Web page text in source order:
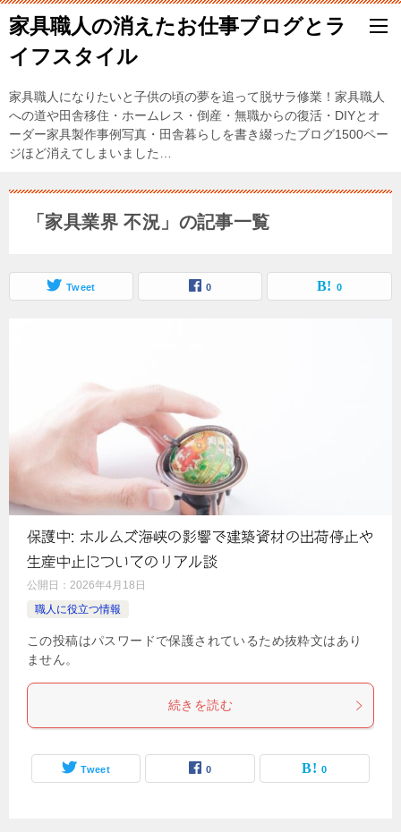
家具職人の消えたお仕事ブログとラ
イフスタイル
家具職人になりたいと子供の頃の夢を追って脱サラ修業！家具職人
への道や田舎移住・ホームレス・倒産・無職からの復活・DIYとオ
ーダー家具製作事例写真・田舎暮らしを書き綴ったブログ1500ペー
ジほど消えてしまいました…
「家具業界 不況」の記事一覧
Tweet 0 0
保護中: ホルムズ海峡の影響で建築資材の出荷停止や
生産中止についてのリアル談
公開日： 2026年4月18日
職人に役立つ情報
この投稿はパスワードで保護されているため抜粋文はあり
ません。
続きを読む
Tweet 0 0